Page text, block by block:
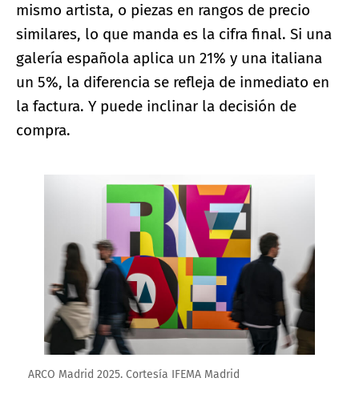
mismo artista, o piezas en rangos de precio
similares, lo que manda es la cifra final. Si una
galería española aplica un 21% y una italiana
un 5%, la diferencia se refleja de inmediato en
la factura. Y puede inclinar la decisión de
compra.
Ampliar imagen
ARCO Madrid 2025. Cortesía IFEMA Madrid